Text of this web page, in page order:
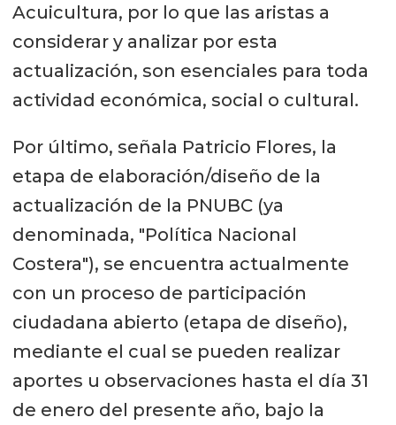
Acuicultura, por lo que las aristas a
considerar y analizar por esta
actualización, son esenciales para toda
actividad económica, social o cultural.
Por último, señala Patricio Flores, la
etapa de elaboración/diseño de la
actualización de la PNUBC (ya
denominada, "Política Nacional
Costera"), se encuentra actualmente
con un proceso de participación
ciudadana abierto (etapa de diseño),
mediante el cual se pueden realizar
aportes u observaciones hasta el día 31
de enero del presente año, bajo la